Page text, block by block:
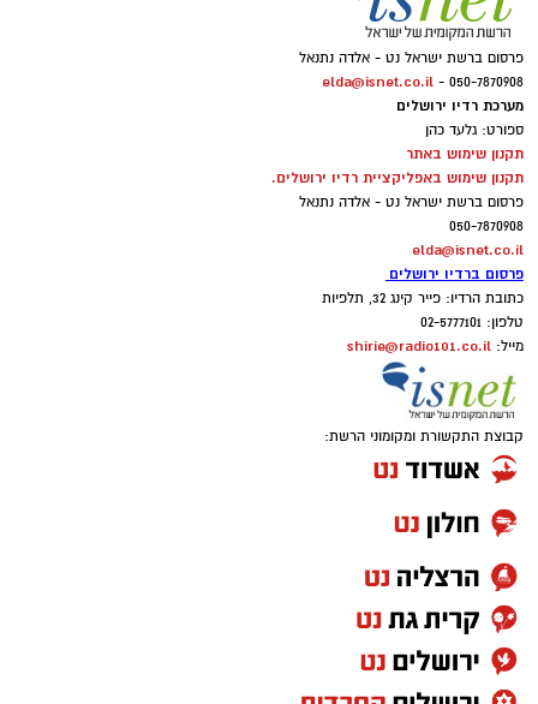
פרסום ברשת ישראל נט - אלדה נתנאל
050-7870908 -
elda@isnet.co.il
מערכת רדיו ירושלים
ספורט: גלעד כהן
תקנון שימוש באתר
תקנון שימוש באפליקציית רדיו ירושלים.
פרסום ברשת ישראל נט - אלדה נתנאל
050-7870908
elda@isnet.co.il
פרסום ברדיו ירושלים
כתובת הרדיו: פייר קינג 32, תלפיות
טלפון: 02-5777101
מייל: shirie@radio101.co.il
קבוצת התקשורת ומקומוני הרשת: